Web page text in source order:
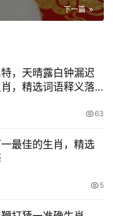
下一篇
，天晴露白钟漏迟
，精选词语释义落
63
最佳的生肖，精选
5